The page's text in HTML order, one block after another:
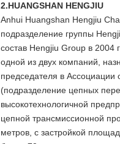
2.HUANGSHAN HENGJIU
Anhui Huangshan Hengjiu
подразделение группы
состав Hengjiu Group в 2004
одной из двух компаний,
председателя в
(подразделение цепных
высокотехнологичной
цепной трансмиссионной
метров, с застройкой